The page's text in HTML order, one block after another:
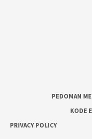
PEDOMAN
KODE
PRIVACY POLICY